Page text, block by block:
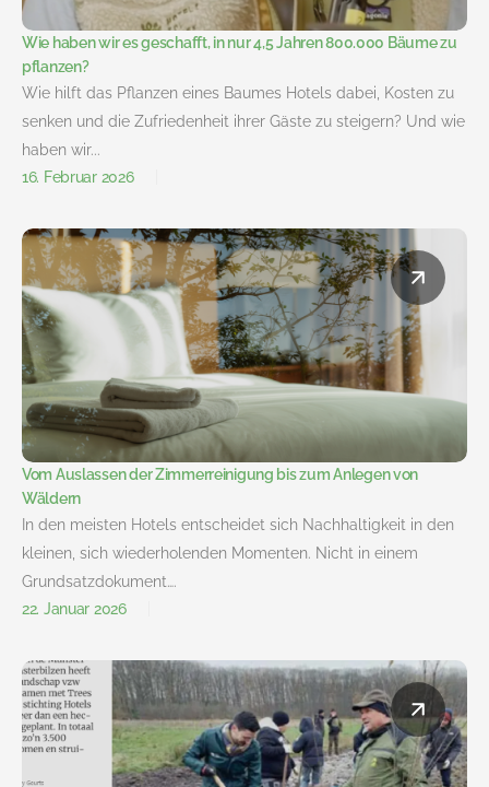
Wie haben wir es geschafft, in nur 4,5 Jahren 800.000 Bäume zu
pflanzen?
Wie hilft das Pflanzen eines Baumes Hotels dabei, Kosten zu
senken und die Zufriedenheit ihrer Gäste zu steigern? Und wie
haben wir...
16. Februar 2026
Vom Auslassen der Zimmerreinigung bis zum Anlegen von
Wäldern
In den meisten Hotels entscheidet sich Nachhaltigkeit in den
kleinen, sich wiederholenden Momenten. Nicht in einem
Grundsatzdokument….
22. Januar 2026